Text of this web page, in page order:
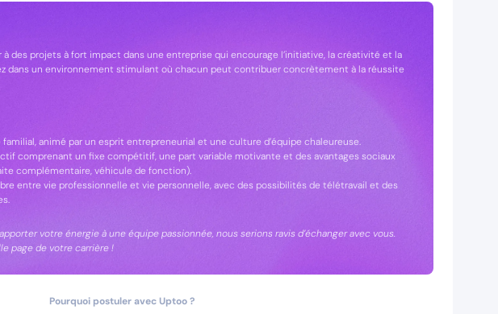
à des projets à fort impact dans une entreprise qui encourage l’initiative, la créativité et la
dans un environnement stimulant où chacun peut contribuer concrètement à la réussite
familial, animé par un esprit entrepreneurial et une culture d’équipe chaleureuse.
comprenant un fixe compétitif, une part variable motivante et des avantages sociaux
complémentaire, véhicule de fonction).
entre vie professionnelle et vie personnelle, avec des possibilités de télétravail et des
votre énergie à une équipe passionnée, nous serions ravis d’échanger avec vous.
page de votre carrière !
Pourquoi postuler avec Uptoo ?